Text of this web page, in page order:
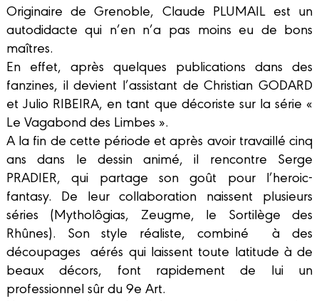
Originaire de Grenoble, Claude PLUMAIL est un
autodidacte qui n’en n’a pas moins eu de bons
maîtres.
En effet, après quelques publications dans des
fanzines, il devient l’assistant de Christian GODARD
et Julio RIBEIRA, en tant que décoriste sur la série «
Le Vagabond des Limbes ».
A la fin de cette période et après avoir travaillé cinq
ans dans le dessin animé, il rencontre Serge
PRADIER, qui partage son goût pour l’heroic-
fantasy. De leur collaboration naissent plusieurs
séries (Mytholôgias, Zeugme, le Sortilège des
Rhûnes). Son style réaliste, combiné à des
découpages aérés qui laissent toute latitude à de
beaux décors, font rapidement de lui un
professionnel sûr du 9e Art.